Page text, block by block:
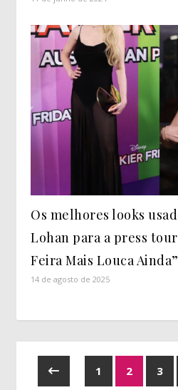
Os melhores looks
Lohan para a press
Feira Mais Louca Ainda”
14 de agosto de 2025
1 2 3